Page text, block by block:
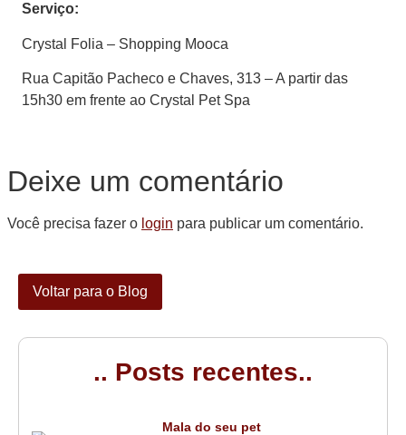
Serviço:
Crystal Folia – Shopping Mooca
Rua Capitão Pacheco e Chaves, 313 – A partir das
15h30 em frente ao Crystal Pet Spa
Deixe um comentário
Você precisa fazer o login para publicar um comentário.
Voltar para o Blog
.. Posts recentes..
Mala do seu pet